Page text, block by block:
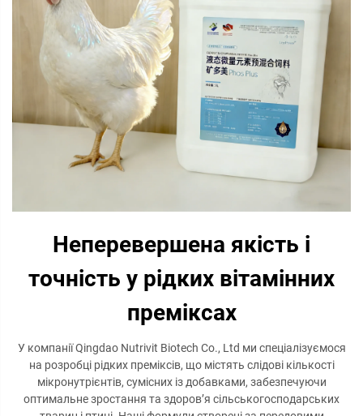
Неперевершена якість і
точність у рідких вітамінних
преміксаx
У компанії Qingdao Nutrivit Biotech Co., Ltd ми спеціалізуємося
на розробці рідких преміксів, що містять слідові кількості
мікронутрієнтів, сумісних із добавками, забезпечуючи
оптимальне зростання та здоров’я сільськогосподарських